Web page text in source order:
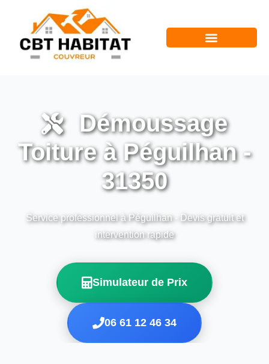
Démoussage
Toiture à Péguilhan -
31350
Service professionnel à Péguilhan - Devis gratuit et
intervention rapide
Simulateur de Prix
06 61 12 46 34